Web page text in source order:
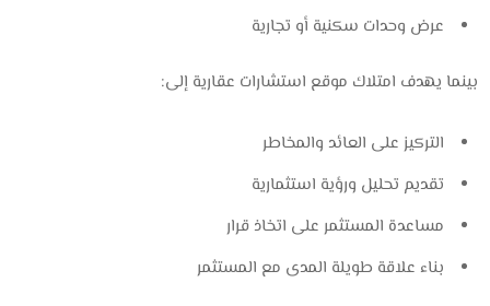
عرض وحدات سكنية أو تجارية
بينما يهدف امتلاك موقع استشارات عقارية إلى:
التركيز على العائد والمخاطر
تقديم تحليل ورؤية استثمارية
مساعدة المستثمر على اتخاذ قرار
بناء علاقة طويلة المدى مع المستثمر